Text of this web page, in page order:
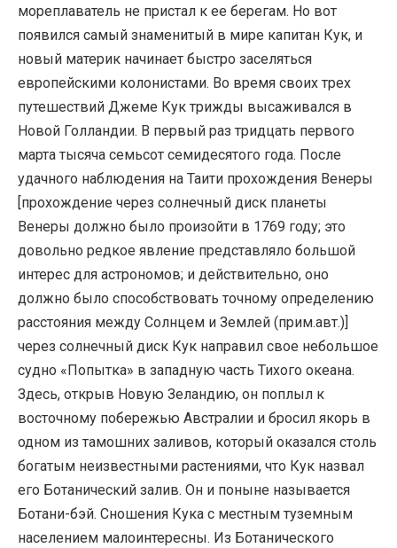
мореплаватель не пристал к ее берегам. Но вот
появился самый знаменитый в мире капитан Кук, и
новый материк начинает быстро заселяться
европейскими колонистами. Во время своих трех
путешествий Джеме Кук трижды высаживался в
Новой Голландии. В первый раз тридцать первого
марта тысяча семьсот семидесятого года. После
удачного наблюдения на Таити прохождения Венеры
[прохождение через солнечный диск планеты
Венеры должно было произойти в 1769 году; это
довольно редкое явление представляло большой
интерес для астрономов; и действительно, оно
должно было способствовать точному определению
расстояния между Солнцем и Землей (прим.авт.)]
через солнечный диск Кук направил свое небольшое
судно «Попытка» в западную часть Тихого океана.
Здесь, открыв Новую Зеландию, он поплыл к
восточному побережью Австралии и бросил якорь в
одном из тамошних заливов, который оказался столь
богатым неизвестными растениями, что Кук назвал
его Ботанический залив. Он и поныне называется
Ботани-бэй. Сношения Кука с местным туземным
населением малоинтересны. Из Ботанического